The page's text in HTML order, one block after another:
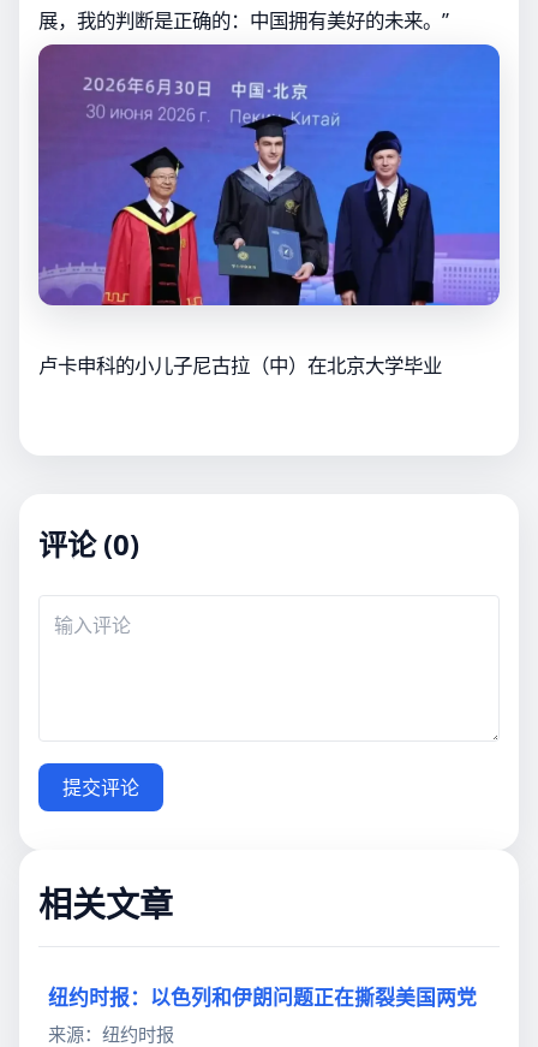
展，我的判断是正确的：中国拥有美好的未来。”
卢卡申科的小儿子尼古拉（中）在北京大学毕业
评论 (0)
提交评论
相关文章
纽约时报：以色列和伊朗问题正在撕裂美国两党
来源：纽约时报